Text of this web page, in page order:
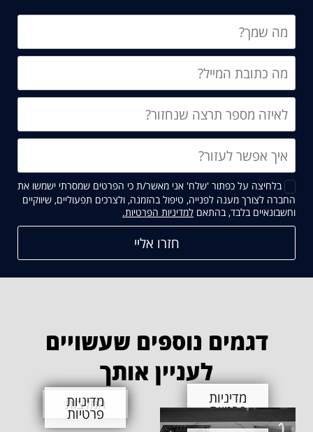
בלחיצה על כפתור 'שלח' אני מאשר/ת כי הפרטים שמסרתי ישמשו את
החברה לצורך מענה לפנייה, טיפול בהזמנה, ולצרכים תפעוליים, שיווקיים
וחשבונאיים בלבד, בהתאם קישור
נפתח
בחלון
חדש
למדיניות הפרטיות.
דגמים נוספים שעשויים
לעניין אותך
מדיניות
פרטיות המלצות
מדיניות
פרטיות